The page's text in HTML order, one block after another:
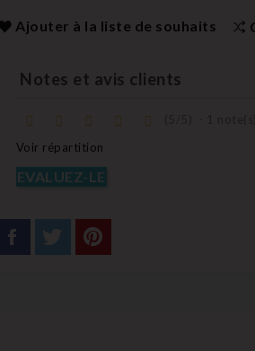
Ajouter à la liste de souhaits
Notes et avis clients
Voir répartition
EVALUEZ-LE